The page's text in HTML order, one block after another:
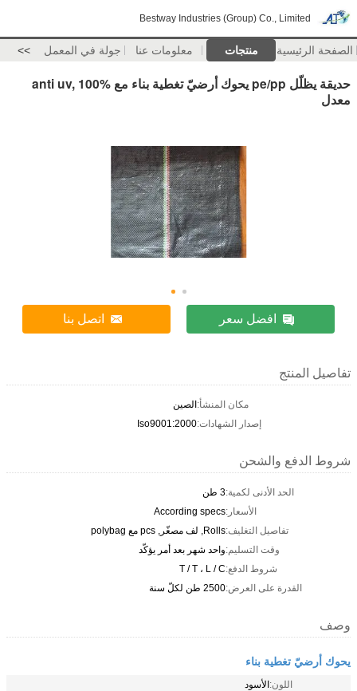
Bestway Industries (Group) Co., Limited
الصفحة الرئيسية منتجات معلومات عنا جولة في المعمل >>
حديقة يظلّل pe/pp يحوك أرضيّ تغطية بناء مع anti uv, 100%
معدل
افضل سعر اتصل بنا
تفاصيل المنتج
مكان المنشأ:الصين
إصدار الشهادات:Iso9001:2000
شروط الدفع والشحن
الحد الأدنى لكمية:3 طن
الأسعار:According specs
تفاصيل التغليف:Rolls, لف مصغّر, pcs مع polybag
وقت التسليم:واحد شهر بعد أمر يؤكّد
شروط الدفع:T / T ، L / C
القدرة على العرض:2500 طن لكلّ سنة
وصف
يحوك أرضيّ تغطية بناء
اللون:الأسود